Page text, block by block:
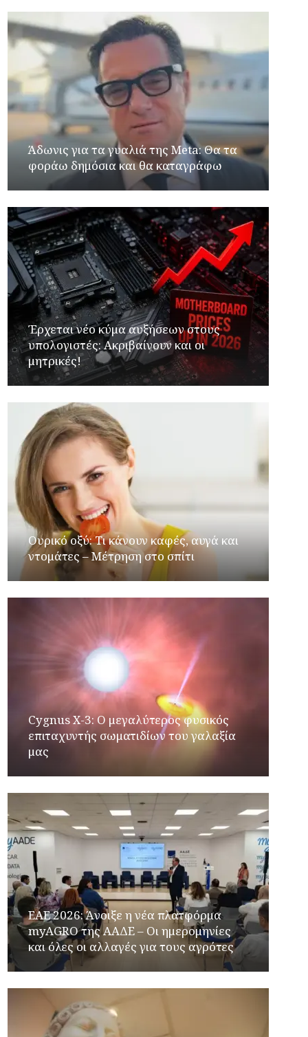
Άδωνις για τα γυαλιά της Meta: Θα τα
φοράω δημόσια και θα καταγράφω
Έρχεται νέο κύμα αυξήσεων στους
υπολογιστές: Ακριβαίνουν και οι
μητρικές!
Ουρικό οξύ: Τι κάνουν καφές, αυγά και
ντομάτες – Μέτρηση στο σπίτι
Cygnus X-3: Ο μεγαλύτερος φυσικός
επιταχυντής σωματιδίων του γαλαξία
μας
ΕΑΕ 2026: Άνοιξε η νέα πλατφόρμα
myAGRO της ΑΑΔΕ – Οι ημερομηνίες
και όλες οι αλλαγές για τους αγρότες